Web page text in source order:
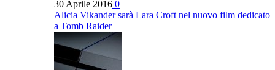
30 Aprile 2016 0
Alicia Vikander sarà Lara Croft nel nuovo film dedicato
a Tomb Raider